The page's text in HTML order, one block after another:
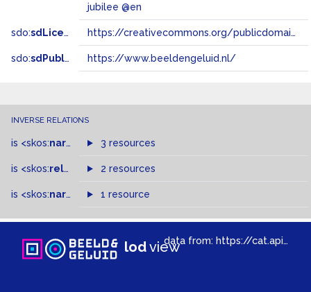
jubilee @en
sdo:sdLicense https://creativecommons.org/publicdomain/zero/1.0/
sdo:sdPublisher https://www.beeldengeluid.nl/
INVERSE RELATIONS
is <skos:narrowMatch >of
3 resources
is <skos:related > of2 resources
is <skos:narrower >of
1 resource
lodviewdata from: https://cat.apis.beeldengeluid.nl/sparql